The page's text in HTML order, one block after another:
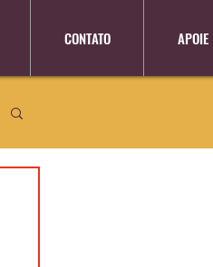
CONTATO APOIE